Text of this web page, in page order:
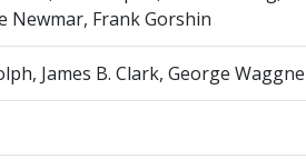
Newmar, Frank Gorshin
James B. Clark, George